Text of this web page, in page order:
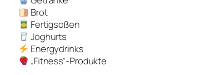
Brot
Fertigsoßen
Joghurts
Energydrinks
„Fitness“-Produkte